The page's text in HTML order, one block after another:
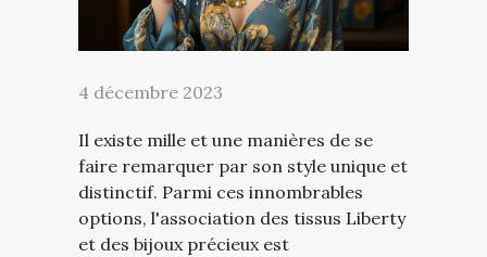
4 décembre 2023
Il existe mille et une manières de se
faire remarquer par son style unique et
distinctif. Parmi ces innombrables
options, l'association des tissus Liberty
et des bijoux précieux est